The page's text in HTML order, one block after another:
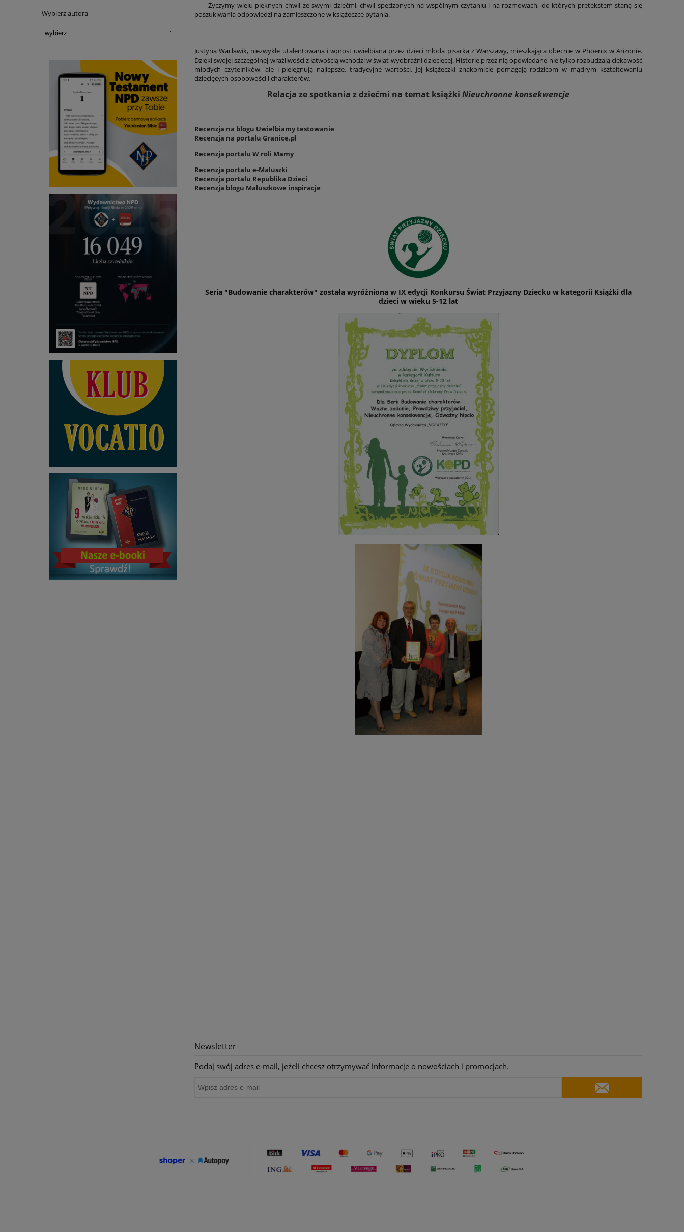
Wybierz autora
Życzymy wielu pięknych chwil ze swymi dziećmi, chwil spędzonych na wspólnym czytaniu i na rozmowach, do których pretekstem staną się
poszukiwania odpowiedzi na zamieszczone w książeczce pytania.
Justyna Wacławik, niezwykle utalentowana i wprost uwielbiana przez dzieci młoda pisarka z Warszawy, mieszkająca obecnie w Phoenix w Arizonie.
Dzięki swojej szczególnej wrażliwości z łatwością wchodzi w świat wyobraźni dziecięcej. Historie przez nią opowiadane nie tylko rozbudzają ciekawość
młodych czytelników, ale i pielęgnują najlepsze, tradycyjne wartości. Jej książeczki znakomicie pomagają rodzicom w mądrym kształtowaniu
dziecięcych osobowości i charakterów.
Relacja ze spotkania z dziećmi na temat książki Nieuchronne konsekwencje
Recenzja na blogu Uwielbiamy testowanie
Recenzja na portalu Granice.pl
Recenzja portalu W roli Mamy
Recenzja portalu e-Maluszki
Recenzja portalu Republika Dzieci
Recenzja blogu Maluszkowe inspiracje
Seria "Budowanie charakterów" została wyróżniona w IX edycji Konkursu Świat Przyjazny Dziecku w kategorii Książki dla
dzieci w wieku 5-12 lat
Newsletter
Podaj swój adres e-mail, jeżeli chcesz otrzymywać informacje o nowościach i promocjach.